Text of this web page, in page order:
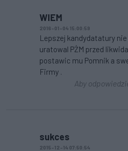
WIEM
2016-01-04 15:00:59
Lepszej kandydatatury
uratowal PŻM przed
postawic mu Pomnik a
Firmy .
Aby
sukces
2015-12-14 07:50:54